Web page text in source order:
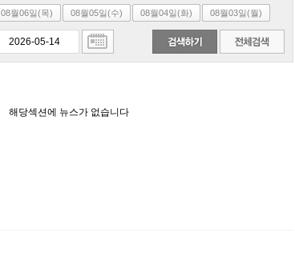
08월06일(목) 08월05일(수) 08월04일(화) 08월03일(월)
해당섹션에 뉴스가 없습니다